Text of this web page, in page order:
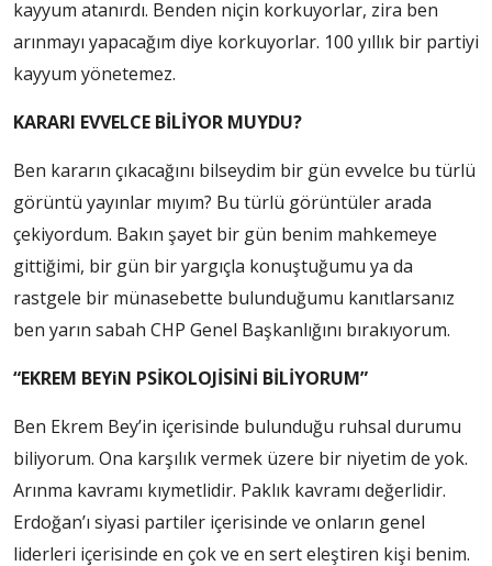
kayyum atanırdı. Benden niçin korkuyorlar, zira ben
arınmayı yapacağım diye korkuyorlar. 100 yıllık bir partiyi
kayyum yönetemez.
KARARI EVVELCE BİLİYOR MUYDU?
Ben kararın çıkacağını bilseydim bir gün evvelce bu türlü
görüntü yayınlar mıyım? Bu türlü görüntüler arada
çekiyordum. Bakın şayet bir gün benim mahkemeye
gittiğimi, bir gün bir yargıçla konuştuğumu ya da
rastgele bir münasebette bulunduğumu kanıtlarsanız
ben yarın sabah CHP Genel Başkanlığını bırakıyorum.
“EKREM BEYiN PSİKOLOJİSİNİ BİLİYORUM”
Ben Ekrem Bey’in içerisinde bulunduğu ruhsal durumu
biliyorum. Ona karşılık vermek üzere bir niyetim de yok.
Arınma kavramı kıymetlidir. Paklık kavramı değerlidir.
Erdoğan’ı siyasi partiler içerisinde ve onların genel
liderleri içerisinde en çok ve en sert eleştiren kişi benim.